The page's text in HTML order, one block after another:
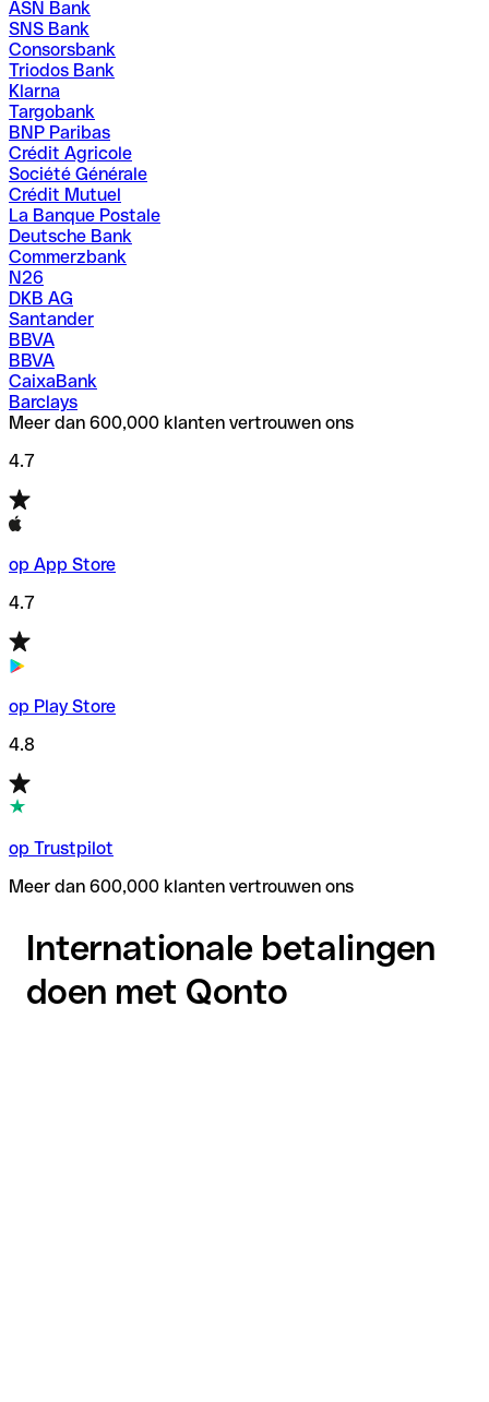
ASN Bank
SNS Bank
Consorsbank
Triodos Bank
Klarna
Targobank
BNP Paribas
Crédit Agricole
Société Générale
Crédit Mutuel
La Banque Postale
Deutsche Bank
Commerzbank
N26
DKB AG
Santander
BBVA
BBVA
CaixaBank
Barclays
Meer dan 600,000 klanten vertrouwen ons
4.7
op App Store
4.7
op Play Store
4.8
op Trustpilot
Meer dan 600,000 klanten vertrouwen ons
Internationale betalingen
doen met Qonto